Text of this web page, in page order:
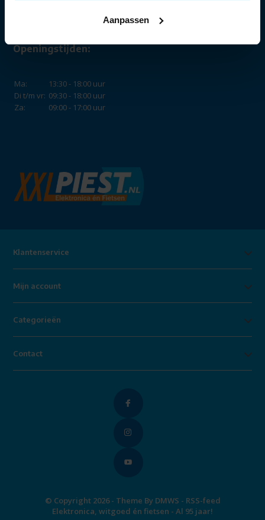
Aanpassen
Openingstijden:
Ma:
13:30 - 18:00 uur
Di t/m vr: 09:30 - 18:00 uur
Za:
09:00 - 17:00 uur
Klantenservice
Mijn account
Categorieën
Contact
© Copyright 2026 - Theme By DMWS - RSS-feed
Elektronica, witgoed én fietsen - Al 95 jaar!